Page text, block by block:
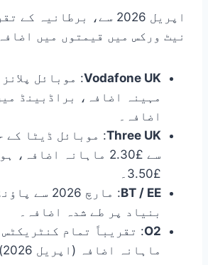
اپریل 2026 سے، برطانیہ
نیٹ ورکس میں قیمتوں میں
Vodafone UK
اضافہ۔
Three UK
سے £2.30 ماہانہ
£3.50۔
BT / EE
: مارچ 2026
بنیاد پر طے شدہ اضافہ۔
O2
ماہانہ اضافہ (اپریل 2026)۔